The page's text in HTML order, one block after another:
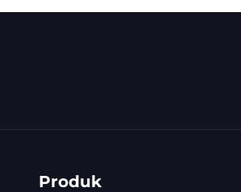
Produk